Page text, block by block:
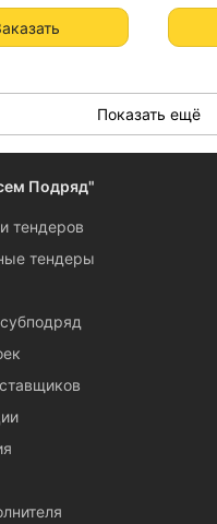
Показать ещё
Подряд"
тендеров
тендеры